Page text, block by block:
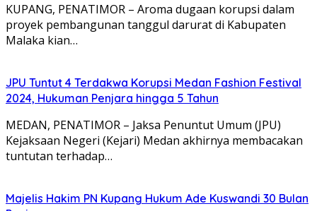
KUPANG, PENATIMOR – Aroma dugaan korupsi dalam
proyek pembangunan tanggul darurat di Kabupaten
Malaka kian…
JPU Tuntut 4 Terdakwa Korupsi Medan Fashion Festival
2024, Hukuman Penjara hingga 5 Tahun
MEDAN, PENATIMOR – Jaksa Penuntut Umum (JPU)
Kejaksaan Negeri (Kejari) Medan akhirnya membacakan
tuntutan terhadap…
Majelis Hakim PN Kupang Hukum Ade Kuswandi 30 Bulan